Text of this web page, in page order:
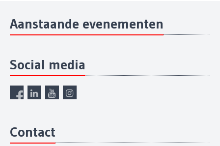
Aanstaande evenementen
Social media
Contact